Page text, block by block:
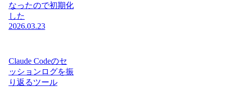
なったので初期化
した
2026.03.23
Claude Codeのセ
ッションログを振
り返るツール